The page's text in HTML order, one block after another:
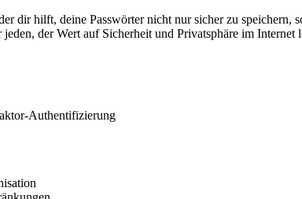
dir hilft, deine Passwörter nicht nur sicher zu
der Wert auf Sicherheit und Privatsphäre im Internet
Authentifizierung